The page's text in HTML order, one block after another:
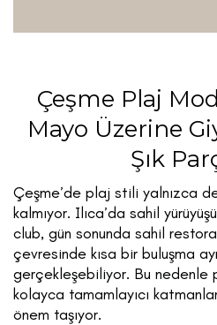
Çeşme Plaj
Mayo Üzerine
Şık
Çeşme’de plaj stili yalnızca
kalmıyor. Ilıca’da sahil
club, gün sonunda sahil
çevresinde kısa bir buluşma
gerçekleşebiliyor. Bu nedenle
kolayca tamamlayıcı
önem taşıyor.